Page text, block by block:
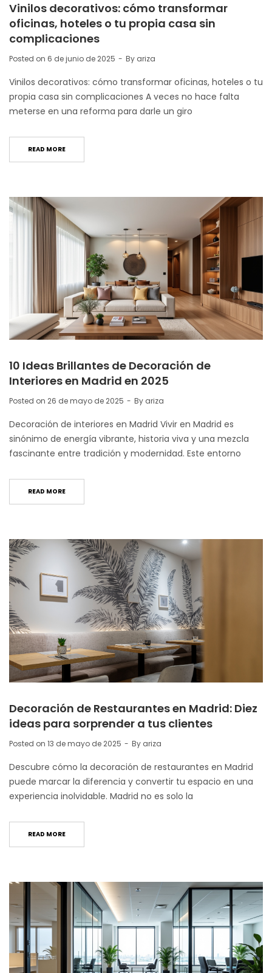
Vinilos decorativos: cómo transformar
oficinas, hoteles o tu propia casa sin
complicaciones
Posted on 6 de junio de 2025 By ariza
Vinilos decorativos: cómo transformar oficinas, hoteles o tu
propia casa sin complicaciones A veces no hace falta
meterse en una reforma para darle un giro
READ MORE
10 Ideas Brillantes de Decoración de
Interiores en Madrid en 2025
Posted on 26 de mayo de 2025 By ariza
Decoración de interiores en Madrid Vivir en Madrid es
sinónimo de energía vibrante, historia viva y una mezcla
fascinante entre tradición y modernidad. Este entorno
READ MORE
Decoración de Restaurantes en Madrid: Diez
ideas para sorprender a tus clientes
Posted on 13 de mayo de 2025 By ariza
Descubre cómo la decoración de restaurantes en Madrid
puede marcar la diferencia y convertir tu espacio en una
experiencia inolvidable. Madrid no es solo la
READ MORE